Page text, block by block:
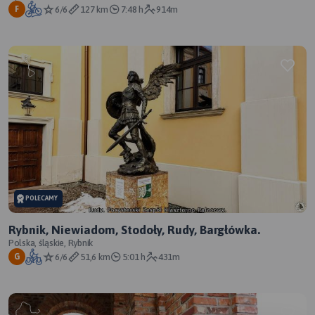
F 6/6 127 km 7:48 h 914m
POLECAMY
Rybnik, Niewiadom, Stodoły, Rudy, Bargłówka.
Polska, śląskie, Rybnik
G 6/6 51,6 km 5:01 h 431m